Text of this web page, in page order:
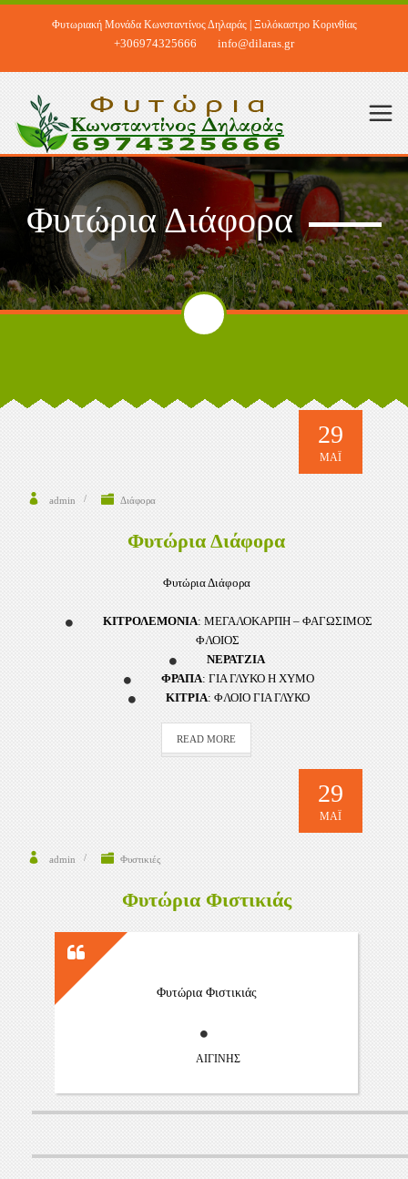
Φυτωριακή Μονάδα Κωνσταντίνος Δηλαράς | Ξυλόκαστρο Κορινθίας
+306974325666 info@dilaras.gr
Φυτώρια Διάφορα
29
ΜΆΙ
admin Διάφορα
Φυτώρια Διάφορα
Φυτώρια Διάφορα
ΚΙΤΡΟΛΕΜΟΝΙΑ: ΜΕΓΑΛΟΚΑΡΠΗ – ΦΑΓΩΣΙΜΟΣ
ΦΛΟΙΟΣ
ΝΕΡΑΤΖΙΑ
ΦΡΑΠΑ: ΓΙΑ ΓΛΥΚΟ Η ΧΥΜΟ
ΚΙΤΡΙΑ: ΦΛΟΙΟ ΓΙΑ ΓΛΥΚΟ
READ MORE
29
ΜΆΙ
admin Φυστικιές
Φυτώρια Φιστικιάς
Φυτώρια Φιστικιάς
ΑΙΓΙΝΗΣ